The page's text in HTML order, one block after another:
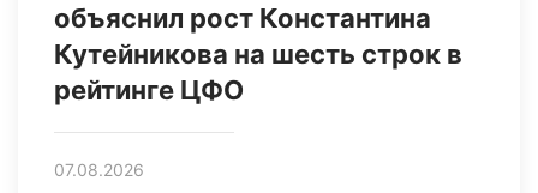
объяснил рост Константина
Кутейникова на шесть строк в
рейтинге ЦФО
07.08.2026